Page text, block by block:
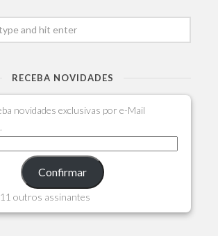
RECEBA NOVIDADES
novidades exclusivas por e-Mail
Confirmar
outros assinantes